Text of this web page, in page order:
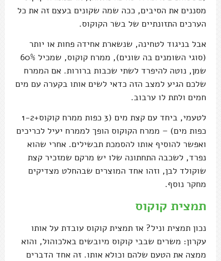
מסננים את הסיבים, ככה שמה שקונים בעצם זה את כל
הערכים התזונתיים של בשר הקוקוס.
אבל בניגוד לטחינה, שנשארת אחידה פחות או יותר
(סוגי השומנים בה שונים), ממרח קוקוס, שמכיל 60%
שמן, נוטה להיפרד לשתי שכבות ברורות. אם הממרח
שלכם הגיע למצב הזה כדאי לשים אותו בקערה עם מים
חמים ולתת לו ערבוב.
לטעמי, ביחד עם קצת מים (3 כפות ממרח קוקוס+1-2
כפות מים) – ממרח הקוקוס הופך לממרח יעיל לכריכים
ואפשר להוסיף אותו להסמכת תבשילים. אחרי שהוא
נפרד, לשכבה התחתונה שלו יש מרקם שמזכיר קצת
שוקולד לבן, וזהו אחד המוצרים שבהחלט מצדיקים
מחקר נוסף.
תמצית קוקוס
נכון תמצית וניל? אז תמצית קוקוס עובדת על אותו
עקרון: משרים שבבי קוקוס מיובשים באלכוהול, והוא
ממצה את הטעם שלהם וכולא אותו. זה אחד הדברים